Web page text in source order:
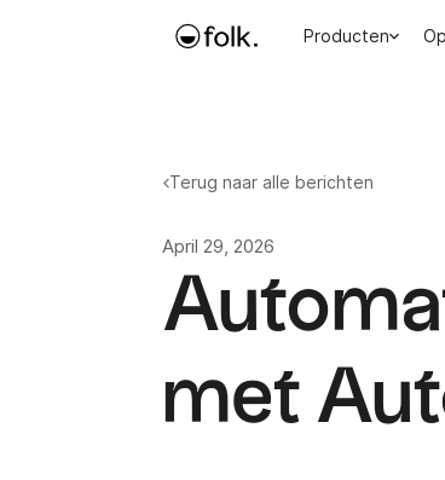
Producten
Terug naar alle berichten
April 29, 2026
met